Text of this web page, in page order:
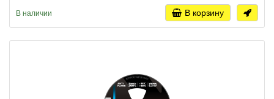
В наличии В корзину